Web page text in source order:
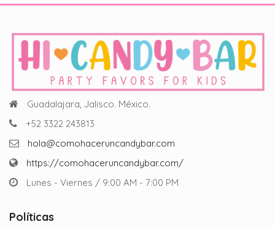
Guadalajara, Jalisco. México.
+52 3322 243813
hola@comohaceruncandybar.com
https://comohaceruncandybar.com/
Lunes - Viernes / 9:00 AM - 7:00 PM
Políticas